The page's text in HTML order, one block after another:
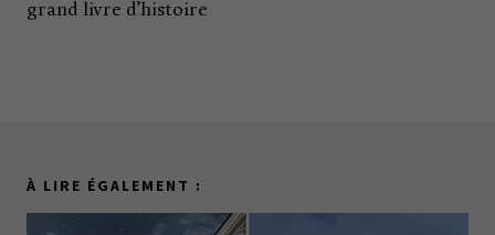
grand livre d’histoire
À LIRE ÉGALEMENT :